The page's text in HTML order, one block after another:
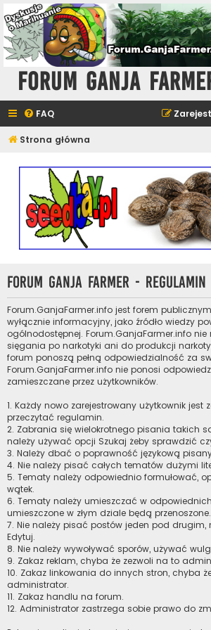
Forum Ganja
FAQ
Strona główna
Forum Ganja Farmer - Regulamin
Forum.GanjaFarmer.info jest forem
wyłącznie informacyjny, jako źródło wiedzy
ogólnodostępnej. Forum.GanjaFarmer.info
sięgania po narkotyki ani do produkcji
forum ponoszą pełną odpowiedzialność za
Forum.GanjaFarmer.info nie ponosi
zamieszczane przez użytkowników.
1. Każdy nowo zarejestrowany użytkownik jest
przeczytać regulamin.
2. Zabrania się wielokrotnego pisania takich
należy używać opcji Szukaj żeby sprawdzić
3. Należy dbać o poprawność językową
4. Nie należy pisać całych tematów dużymi
5. Tematy należy odpowiednio formułować,
wątek.
6. Tematy należy umieszczać w
umieszczone w złym dziale będą przenoszone.
7. Nie należy pisać postów jeden pod drugim,
Edytuj.
8. Nie należy wywoływać sporów, używać
9. Zakaz reklam, chyba że zezwoli na to
10. Zakaz linkowania do innych stron, chyba
administrator.
11. Zakaz handlu na forum.
12. Administrator zastrzega sobie prawo do